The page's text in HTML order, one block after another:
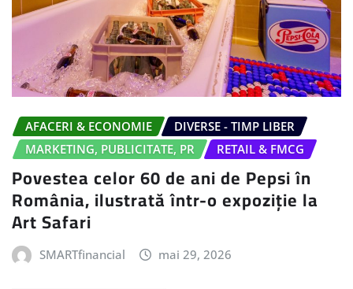
AFACERI & ECONOMIE
DIVERSE - TIMP LIBER
MARKETING, PUBLICITATE, PR
RETAIL & FMCG
Povestea celor 60 de ani de Pepsi în
România, ilustrată într-o expoziție la
Art Safari
SMARTfinancial mai 29, 2026